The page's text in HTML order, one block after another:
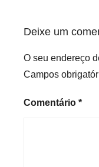
Deixe um
O seu endereço
Campos
Comentário *